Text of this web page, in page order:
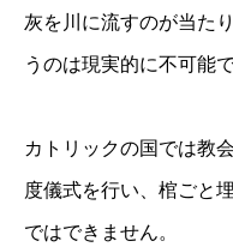
灰を川に流すのが当た
うのは現実的に不可能で
カトリックの国では教
度儀式を行い、棺ごと
ではできません。